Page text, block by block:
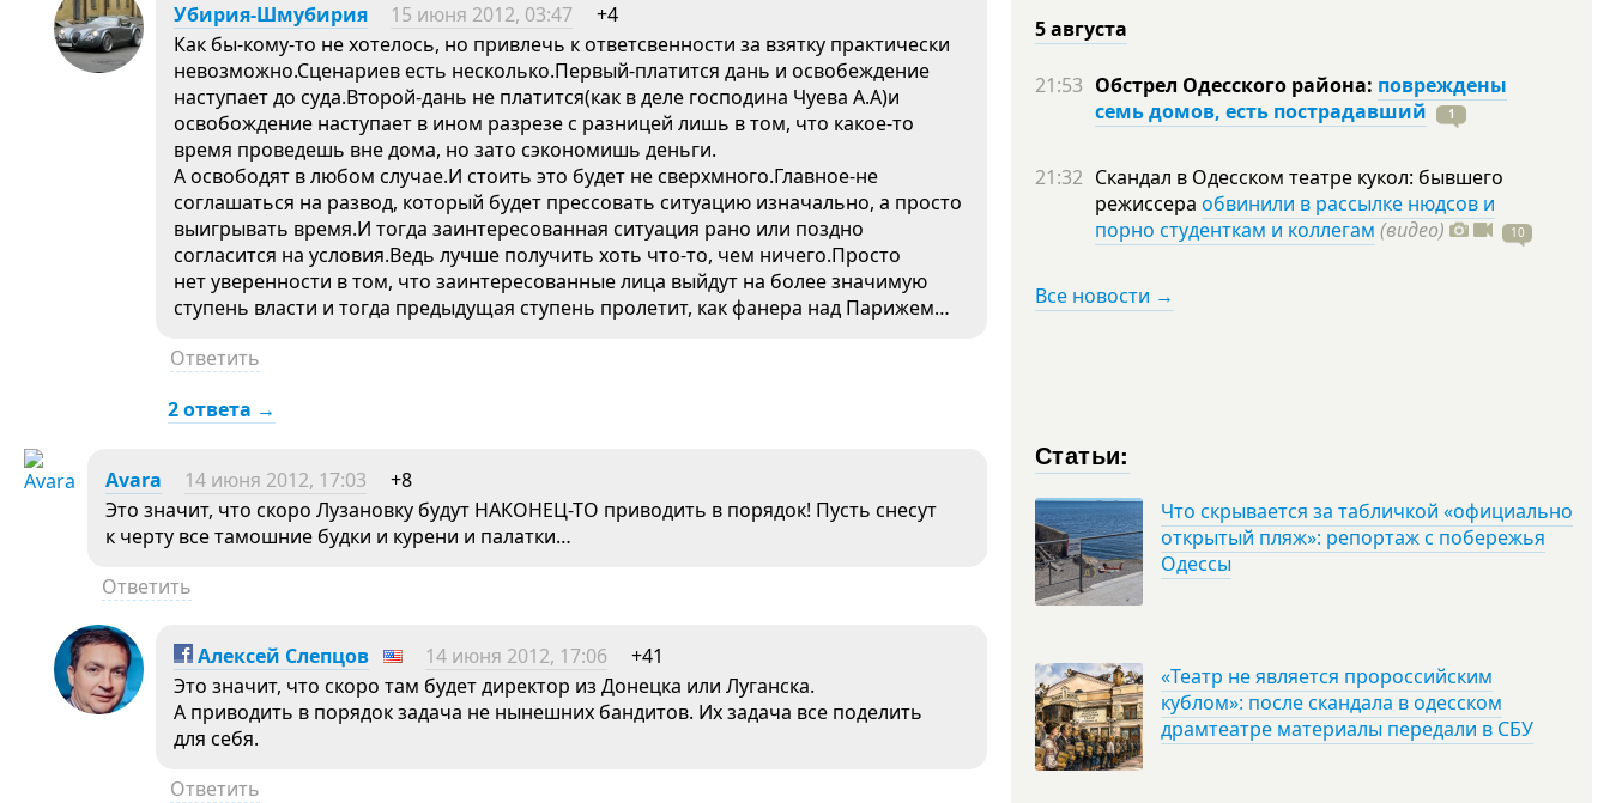
Убирия-Шмубирия 15 июня 2012, 03:47
+4
Как бы-кому-то не хотелось, но привлечь к ответсвенности за взятку практически
невозможно.Сценариев есть несколько.Первый-платится дань и освобеждение
наступает до суда.Второй-дань не платится(как в деле господина Чуева А.А)и
освобождение наступает в ином разрезе с разницей лишь в том, что какое-то
время проведешь вне дома, но зато сэкономишь деньги.
А освободят в любом случае.И стоить это будет не сверхмного.Главное-не
соглашаться на развод, который будет прессовать ситуацию изначально, а просто
выигрывать время.И тогда заинтересованная ситуация рано или поздно
согласится на условия.Ведь лучше получить хоть что-то, чем ничего.Просто
нет уверенности в том, что заинтересованные лица выйдут на более значимую
ступень власти и тогда предыдущая ступень пролетит, как фанера над Парижем…
Ответить
2 ответа →
Avara 14 июня 2012, 17:03
+8
Это значит, что скоро Лузановку будут НАКОНЕЦ-ТО приводить в порядок! Пусть снесут
к черту все тамошние будки и курени и палатки…
Ответить
Алексей Слепцов 14 июня 2012, 17:06
+41
Это значит, что скоро там будет директор из Донецка или Луганска.
А приводить в порядок задача не нынешних бандитов. Их задача все поделить
для себя.
Ответить
5 августа
21:53 Обстрел Одесского района: повреждены
семь домов, есть пострадавший
1
21:32 Скандал в Одесском театре кукол: бывшего
режиссера обвинили в рассылке нюдсов и
порно студенткам и коллегам (видео) 10
Все новости →
Статьи:
Что скрывается за табличкой «официально
открытый пляж»: репортаж с побережья
Одессы
«Театр не является пророссийским
кублом»: после скандала в одесском
драмтеатре материалы передали в СБУ